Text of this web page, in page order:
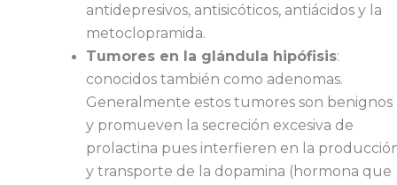
antidepresivos, antisicóticos, antiácidos y la
metoclopramida.
Tumores en la glándula hipófisis:
conocidos también como adenomas.
Generalmente estos tumores son benignos
y promueven la secreción excesiva de
prolactina pues interfieren en la
y transporte de la dopamina (hormona que